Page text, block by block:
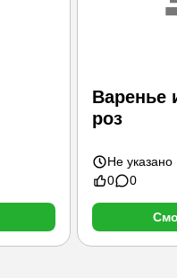
Варенье
роз
Не указано
0
0